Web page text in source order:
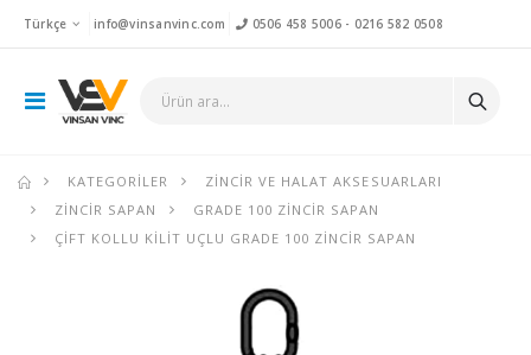
Türkçe info@vinsanvinc.com 0506 458 5006- 0216 582 0508
KATEGORILER
ZINCIR VE HALAT AKSESUARLARI
ZINCIR SAPAN
GRADE 100 ZINCIR SAPAN
ÇIFT KOLLU KILIT UÇLU GRADE 100 ZINCIR SAPAN